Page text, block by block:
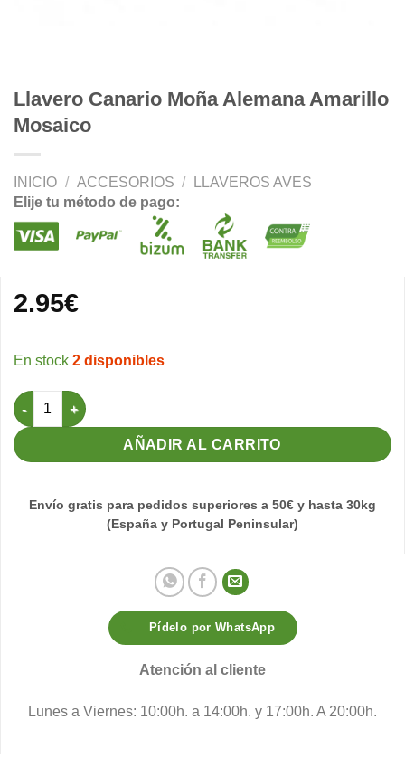
Llavero Canario Moña Alemana Amarillo
Mosaico
INICIO / ACCESORIOS /
LLAVEROS AVES
Elije tu método de pago:
2.95€
2 disponibles
Llavero Canario Moña Alemana Amarillo Mosaico cantidad
AÑADIR AL CARRITO
Envío gratis para pedidos superiores a 50€ y hasta 30kg
(España y Portugal Peninsular)
Pídelo por WhatsApp
Atención al cliente
Lunes a Viernes: 10:00h. a 14:00h. y 17:00h. A 20:00h.